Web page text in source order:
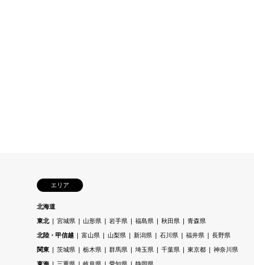
エリア
北海道
東北
宮城県 山形県 岩手県 福島県 秋田県
青森県
北陸・甲信越
富山県 山梨県 新潟県 石川県 福井県
長野県
関東
茨城県 栃木県 群馬県 埼玉県 千葉県 東京都
神奈川県